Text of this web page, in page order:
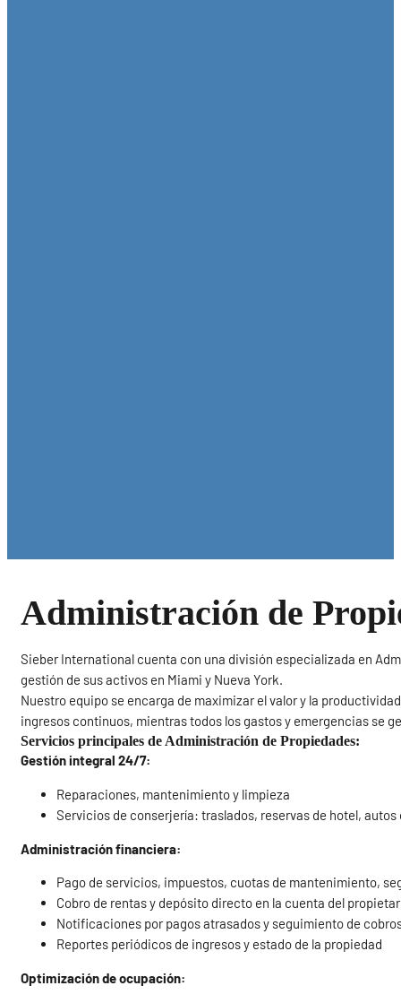
Administración de
Sieber International cuenta con una división especializada en
gestión de sus activos en Miami y Nueva York.
Nuestro equipo se encarga de maximizar el valor y la
ingresos continuos, mientras todos los gastos y emergencias se
Servicios principales de Administración de Propiedades:
Gestión integral 24/7:
Reparaciones, mantenimiento y limpieza
Servicios de conserjería: traslados, reservas de hotel,
Administración financiera:
Pago de servicios, impuestos, cuotas de mantenimiento,
Cobro de rentas y depósito directo en la cuenta del
Notificaciones por pagos atrasados y seguimiento de
Reportes periódicos de ingresos y estado de la propiedad
Optimización de ocupación: